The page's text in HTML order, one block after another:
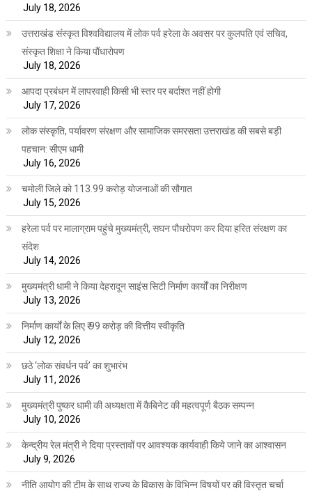
July 18, 2026
उत्तराखंड संस्कृत विश्वविद्यालय में लोक पर्व हरेला के अवसर पर कुलपति एवं सचिव,
संस्कृत शिक्षा ने किया पौंधारोपण
July 18, 2026
आपदा प्रबंधन में लापरवाही किसी भी स्तर पर बर्दाश्त नहीं होगी
July 17, 2026
लोक संस्कृति, पर्यावरण संरक्षण और सामाजिक समरसता उत्तराखंड की सबसे बड़ी
पहचान: सीएम धामी
July 16, 2026
चमोली जिले को 113.99 करोड़ योजनाओं की सौगात
July 15, 2026
हरेला पर्व पर मालाग्राम पहुंचे मुख्यमंत्री, सघन पौधरोपण कर दिया हरित संरक्षण का
संदेश
July 14, 2026
मुख्यमंत्री धामी ने किया देहरादून साइंस सिटी निर्माण कार्यों का निरीक्षण
July 13, 2026
निर्माण कार्यों के लिए ₹ 99 करोड़ की वित्तीय स्वीकृति
July 12, 2026
छठे ‘लोक संवर्धन पर्व’ का शुभारंभ
July 11, 2026
मुख्यमंत्री पुष्कर धामी की अध्यक्षता में कैबिनेट की महत्वपूर्ण बैठक सम्पन्न
July 10, 2026
केन्द्रीय रेल मंत्री ने दिया प्रस्तावों पर आवश्यक कार्यवाही किये जाने का आश्वासन
July 9, 2026
नीति आयोग की टीम के साथ राज्य के विकास के विभिन्न विषयों पर की विस्तृत चर्चा